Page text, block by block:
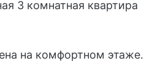
3 комнатная квартира
на комфортном этаже.